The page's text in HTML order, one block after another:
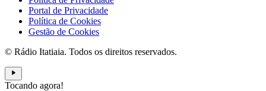
Portal de Privacidade
Política de Cookies
Gestão de Cookies
© Rádio Itatiaia. Todos os direitos reservados.
Tocando agora!